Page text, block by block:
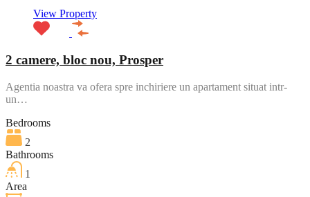
View Property
2 camere, bloc nou, Prosper
Agentia noastra va ofera spre inchiriere un apartament situat intr-
un…
Bedrooms
2
Bathrooms
1
Area